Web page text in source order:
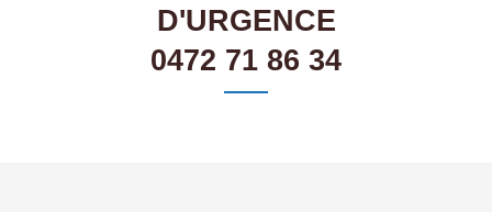
D'URGENCE
0472 71 86 34